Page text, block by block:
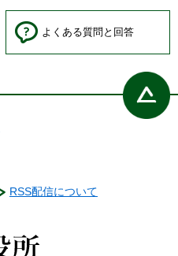
よくある質問と回答
RSS配信について